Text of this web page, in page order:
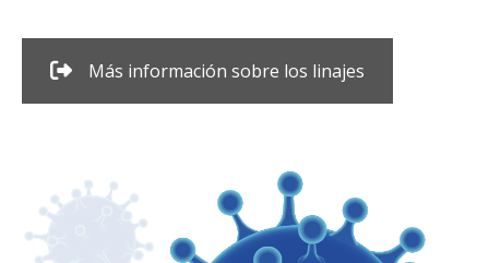
Más información sobre los linajes